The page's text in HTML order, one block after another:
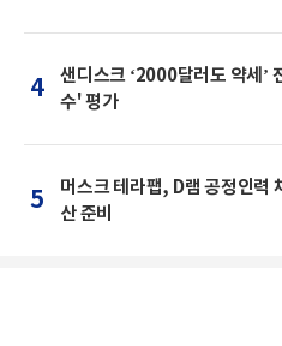
4
샌디스크 ‘2000달러도 약세’
수' 평가
5
머스크 테라팹, D램 공정인력
산 준비